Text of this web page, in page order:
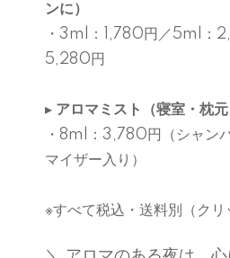
ンに）
・3ml：1,780円／5ml：
5,280円
▸ アロマミスト（寝室・枕元
・8ml：3,780円（シャン
マイザー入り）
※すべて税込・送料別（クリ